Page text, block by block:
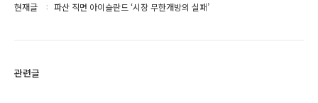
현재글 파산 직면 아이슬란드 ‘시장 무한개방의 실패’
관련글